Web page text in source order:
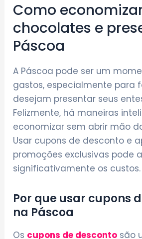
Como
chocolates e
Páscoa
A Páscoa pode ser um
gastos, especialmente para
desejam presentar seus
Felizmente, há maneiras
economizar sem abrir mão
Usar cupons de desconto e
promoções exclusivas pode
significativamente os custos.
Por que usar cupons
na Páscoa
Os cupons de desconto são